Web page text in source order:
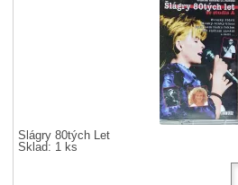
Šlágry 80tých Let
Sklad: 1 ks